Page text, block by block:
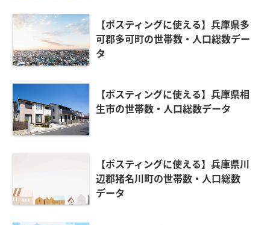
【ポスティングに使える】兵庫県多
可郡多可町の世帯数・人口総数デー
タ
【ポスティングに使える】兵庫県相
生市の世帯数・人口総数データ
【ポスティングに使える】兵庫県川
辺郡猪名川町の世帯数・人口総数
データ